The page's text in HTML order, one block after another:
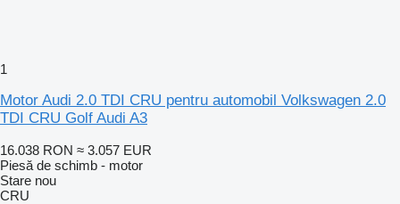
1
Motor Audi 2.0 TDI CRU pentru automobil Volkswagen 2.0
TDI CRU Golf Audi A3
16.038 RON ≈ 3.057 EUR
Piesă de schimb - motor
Stare nou
CRU